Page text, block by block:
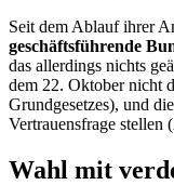
Seit dem Ablauf ihrer
geschäftsführende
das allerdings nichts
dem 22. Oktober nicht
Grundgesetzes), und
Vertrauensfrage stellen
Wahl mit